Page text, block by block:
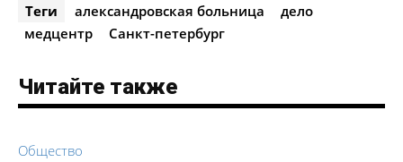
Теги александровская больница
дело
медцентр
Санкт-петербург
Читайте также
Общество